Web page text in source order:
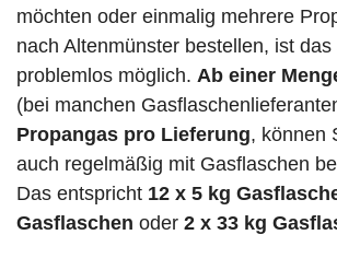
möchten oder einmalig mehrere
nach Altenmünster bestellen, ist das
problemlos möglich. Ab einer
(bei manchen
Propangas pro Lieferung, können
auch regelmäßig mit Gasflaschen
Das entspricht 12 x 5 kg
Gasflaschen oder 2 x 33 kg